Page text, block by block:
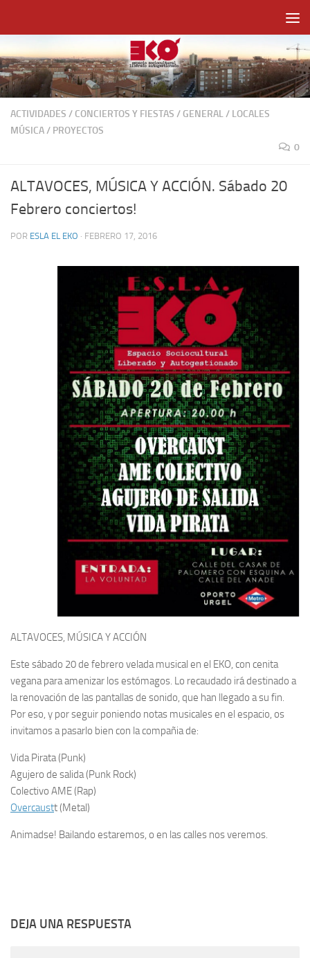
ACTIVIDADES / CONCIERTOS Y FIESTAS / GENERAL/ LOCALES
MÚSICA/ PROYECTOS
0
ALTAVOCES, MÚSICA Y ACCIÓN. Sábado 20
Febrero conciertos!
POR ESLA EL EKO · FEBRERO 17, 2016
ALTAVOCES, MÚSICA Y ACCIÓN
Este sábado 20 de febrero velada musical en el EKO, con cenita
vegana para amenizar los estómagos. Lo recaudado irá destinado a
la renovación de las pantallas de sonido, que han llegado a su fin.
Por eso, y por seguir poniendo notas musicales en el espacio, os
invitamos a pasarlo bien con la compañia de:
Vida Pirata (Punk)
Agujero de salida (Punk Rock)
Colectivo AME (Rap)
Overcaustt (Metal)
Animadse! Bailando estaremos, o en las calles nos veremos.
DEJA UNA RESPUESTA